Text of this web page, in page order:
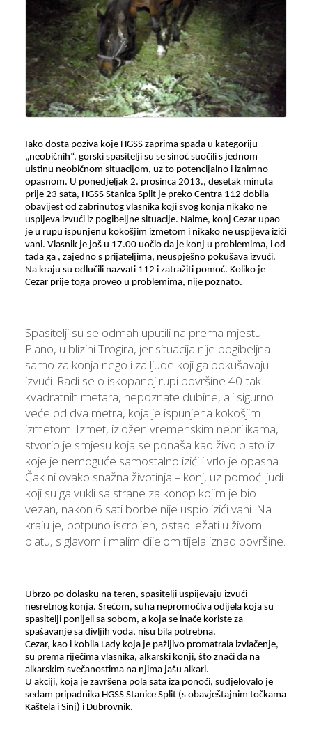
Iako dosta poziva koje HGSS zaprima spada u kategoriju
„neobičnih“, gorski spasitelji su se sinoć suočili s jednom
uistinu neobičnom situacijom, uz to potencijalno i iznimno
opasnom. U ponedjeljak 2. prosinca 2013., desetak minuta
prije 23 sata, HGSS Stanica Split je preko Centra 112 dobila
obavijest od zabrinutog vlasnika koji svog konja nikako ne
uspijeva izvući iz pogibeljne situacije. Naime, konj Cezar upao
je u rupu ispunjenu kokošjim izmetom i nikako ne uspijeva izići
vani. Vlasnik je još u 17.00 uočio da je konj u problemima, i od
tada ga , zajedno s prijateljima, neuspješno pokušava izvući.
Na kraju su odlučili nazvati 112 i zatražiti pomoć. Koliko je
Cezar prije toga proveo u problemima, nije poznato.
Spasitelji su se odmah uputili na prema mjestu
Plano, u blizini Trogira, jer situacija nije pogibeljna
samo za konja nego i za ljude koji ga pokušavaju
izvući. Radi se o iskopanoj rupi površine 40-tak
kvadratnih metara, nepoznate dubine, ali sigurno
veće od dva metra, koja je ispunjena kokošjim
izmetom. Izmet, izložen vremenskim neprilikama,
stvorio je smjesu koja se ponaša kao živo blato iz
koje je nemoguće samostalno izići i vrlo je opasna.
Čak ni ovako snažna životinja – konj, uz pomoć ljudi
koji su ga vukli sa strane za konop kojim je bio
vezan, nakon 6 sati borbe nije uspio izići vani. Na
kraju je, potpuno iscrpljen, ostao ležati u živom
blatu, s glavom i malim dijelom tijela iznad površine.
Ubrzo po dolasku na teren, spasitelji uspijevaju izvući
nesretnog konja. Srećom, suha nepromočiva odijela koja su
spasitelji ponijeli sa sobom, a koja se inače koriste za
spašavanje sa divljih voda, nisu bila potrebna.
Cezar, kao i kobila Lady koja je pažljivo promatrala izvlačenje,
su prema riječima vlasnika, alkarski konji, što znači da na
alkarskim svečanostima na njima jašu alkari.
U akciji, koja je završena pola sata iza ponoći, sudjelovalo je
sedam pripadnika HGSS Stanice Split (s obavještajnim točkama
Kaštela i Sinj) i Dubrovnik.